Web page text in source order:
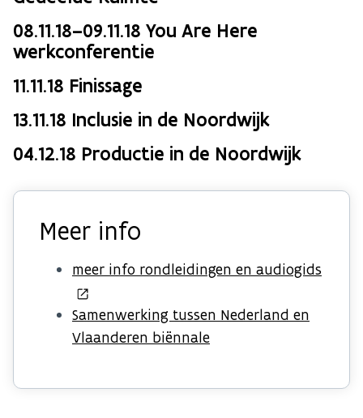
08.11.18–09.11.18 You Are Here
werkconferentie
11.11.18 Finissage
13.11.18 Inclusie in de Noordwijk
04.12.18 Productie in de Noordwijk
Meer info
meer info rondleidingen en audiogids
Samenwerking tussen Nederland en
Vlaanderen biënnale